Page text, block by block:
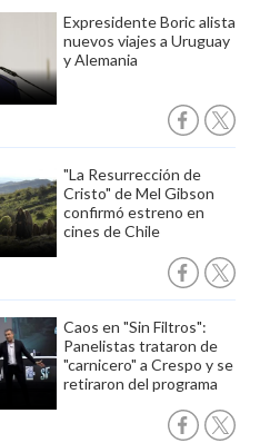
Expresidente Boric alista
nuevos viajes a Uruguay
y Alemania
"La Resurrección de
Cristo" de Mel Gibson
confirmó estreno en
cines de Chile
Caos en "Sin Filtros":
Panelistas trataron de
"carnicero" a Crespo y se
retiraron del programa